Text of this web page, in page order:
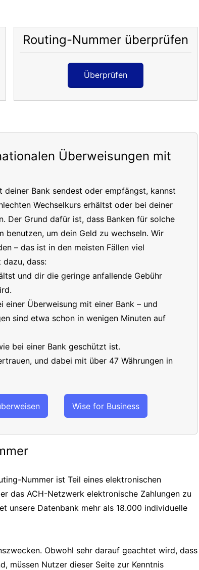
Routing-Nummer überprüfen
Überprüfen
Überweisungen mit
Bank sendest oder empfängst, kannst
Wechselkurs erhältst oder bei deiner
Der Grund dafür ist, dass Banken für solche
benutzen, um dein Geld zu wechseln. Wir
– das ist in den meisten Fällen viel
dass:
und dir die geringe anfallende Gebühr
Überweisung mit einer Bank – und
sind etwa schon in wenigen Minuten auf
bei einer Bank geschützt ist.
und dabei mit über 47 Währungen in
Wise for Business
Nummer ist Teil eines elektronischen
das ACH-Netzwerk elektronische Zahlungen zu
unsere Datenbank mehr als 18.000 individuelle
Obwohl sehr darauf geachtet wird, dass
müssen Nutzer dieser Seite zur Kenntnis